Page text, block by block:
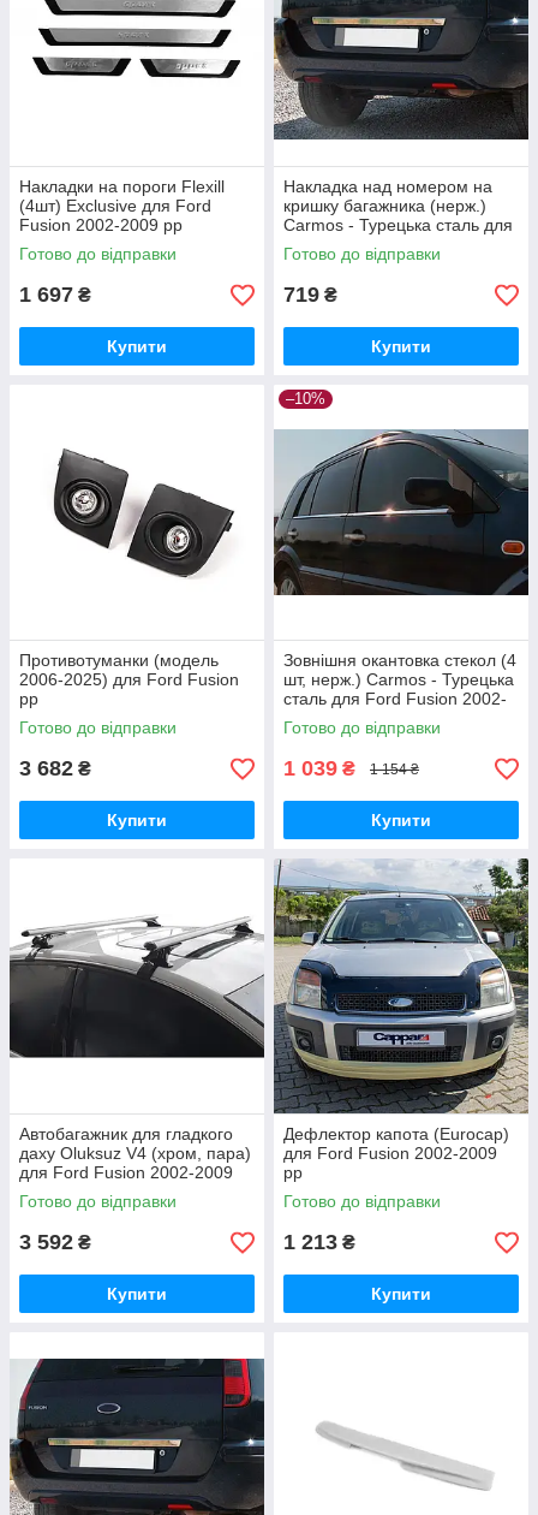
Накладки на пороги Flexill
(4шт) Exclusive для Ford
Fusion 2002-2009 рр
Готово до відправки
1 697 ₴
Купити
Накладка над номером на
кришку багажника (нерж.)
Carmos - Турецька сталь для
Ford Fusion 2002-2009 рр
Готово до відправки
719 ₴
Купити
Противотуманки (модель
2006-2025) для Ford Fusion
рр
Готово до відправки
3 682 ₴
Купити
–10%
Зовнішня окантовка стекол (4
шт, нерж.) Carmos - Турецька
сталь для Ford Fusion 2002-
2009 рр
Готово до відправки
1 039 ₴ 1 154 ₴
Купити
Автобагажник для гладкого
даху Oluksuz V4 (хром, пара)
для Ford Fusion 2002-2009
рр
Готово до відправки
3 592 ₴
Купити
Дефлектор капота (Eurocap)
для Ford Fusion 2002-2009
рр
Готово до відправки
1 213 ₴
Купити